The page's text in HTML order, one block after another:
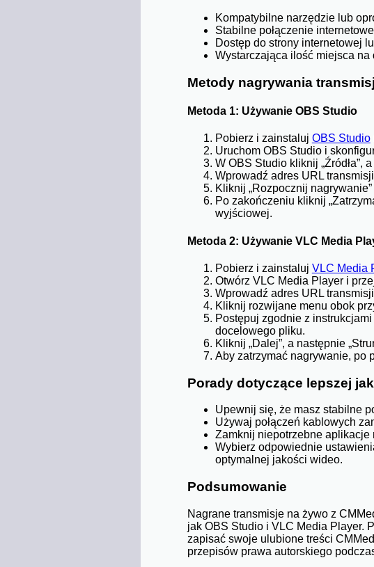
Kompatybilne narzędzie lub
Stabilne połączenie
Dostęp do strony internetowej
Wystarczająca ilość miejsca
Metody nagrywania
Metoda 1: Używanie OBS Studio
Pobierz i zainstaluj OBS Studio
Uruchom OBS Studio i
W OBS Studio kliknij „Źródła”,
Wprowadź adres URL
Kliknij „Rozpocznij
Po zakończeniu kliknij
wyjściowej.
Metoda 2: Używanie VLC Media
Pobierz i zainstaluj VLC Media
Otwórz VLC Media Player i
Wprowadź adres URL
Kliknij rozwijane menu obok
Postępuj zgodnie z
docelowego pliku.
Kliknij „Dalej”, a następnie
Aby zatrzymać nagrywanie, po
Porady dotyczące lepszej
Upewnij się, że masz stabilne
Używaj połączeń kablowych
Zamknij niepotrzebne
Wybierz odpowiednie
optymalnej jakości wideo.
Podsumowanie
Nagrane transmisje na żywo z
jak OBS Studio i VLC Media Player.
zapisać swoje ulubione treści
przepisów prawa autorskiego